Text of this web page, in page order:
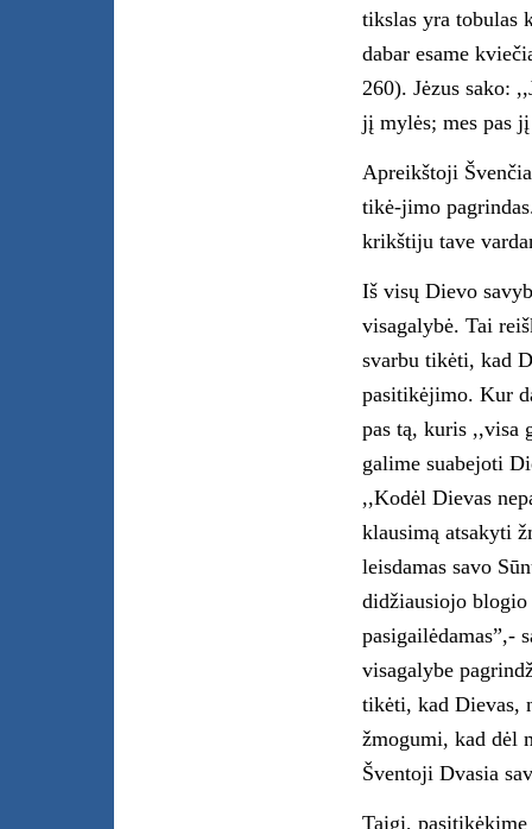
tikslas yra tobulas
dabar esame
260). Jėzus sako:
jį mylės; mes pas
Apreikštoji
tikė-jimo
krikštiju tave
Iš visų Dievo
visagalybė. Tai
svarbu tikėti, kad
pasitikėjimo. Kur
pas tą, kuris ,,visa
galime suabejoti
,,Kodėl Dievas
klausimą atsakyti
leisdamas savo
didžiausiojo blogio
pasigailėdamas”,-
visagalybe
tikėti, kad Dievas,
žmogumi, kad dėl
Šventoji Dvasia
Taigi,